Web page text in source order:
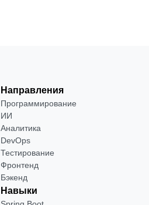
Направления
Программирование
ИИ
Аналитика
DevOps
Тестирование
Фронтенд
Бэкенд
Навыки